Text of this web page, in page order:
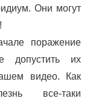
Они могут
поражение
допустить их
видео.
Как
все-таки